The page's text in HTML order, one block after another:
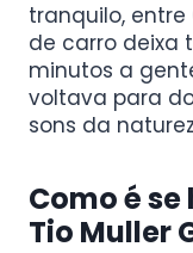
tranquilo,
de carro deixa
minutos a
voltava para
sons da
Como é
Tio Muller